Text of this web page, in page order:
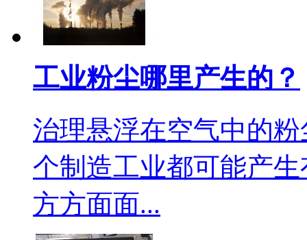
工业粉尘哪里产生的？
治理悬浮在空气中的
个制造工业都可能产
方方面面...